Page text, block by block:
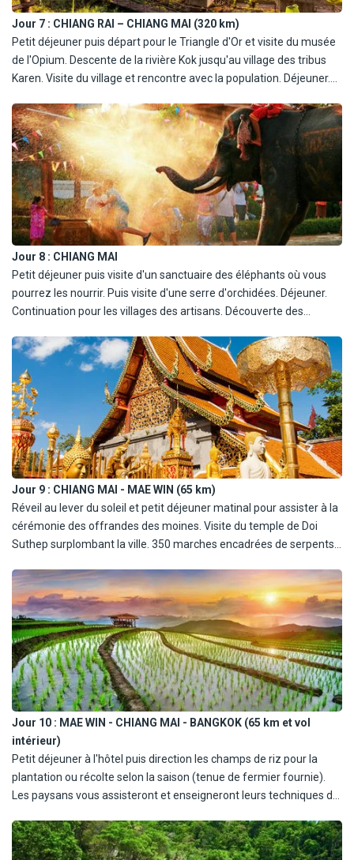
Jour 7 : CHIANG RAI – CHIANG MAI (320 km)
Petit déjeuner puis départ pour le Triangle d'Or et visite du musée
de l'Opium. Descente de la rivière Kok jusqu'au village des tribus
Karen. Visite du village et rencontre avec la population. Déjeuner.
Dîner et nuit à l'hôtel.
Jour 8 : CHIANG MAI
Petit déjeuner puis visite d'un sanctuaire des éléphants où vous
pourrez les nourrir. Puis visite d'une serre d'orchidées. Déjeuner.
Continuation pour les villages des artisans. Découverte des
pierres précieuses, soie, laque et ombrelles. Dîner libre. Nuit à
l'hôtel.
Jour 9 : CHIANG MAI - MAE WIN (65 km)
Réveil au lever du soleil et petit déjeuner matinal pour assister à la
cérémonie des offrandes des moines. Visite du temple de Doi
Suthep surplombant la ville. 350 marches encadrées de serpents
Chiang Mai, ville comptant une centaine de temples dont
l'architecture a subi les influences Mons et Birmanes. Déjeuner.
Direction Mae Win. Vous accéderez à votre lodge en tracteur. Dîner
à l'hôtel accompagné d'un spectacle de danses traditionnelles.
Jour 10 : MAE WIN - CHIANG MAI - BANGKOK (65 km et vol
intérieur)
Petit déjeuner à l'hôtel puis direction les champs de riz pour la
plantation ou récolte selon la saison (tenue de fermier fournie).
Les paysans vous assisteront et enseigneront leurs techniques de
cuisine. Dans l'après-midi, transfert vers l'aéroport de Chiang Mai
et envol pour Bangkok. A l'arrivée, transfert vers votre hôtel et